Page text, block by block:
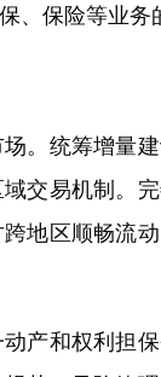
、保险等业务
统筹增量建
交易机制。
地区顺畅流
和权利担保